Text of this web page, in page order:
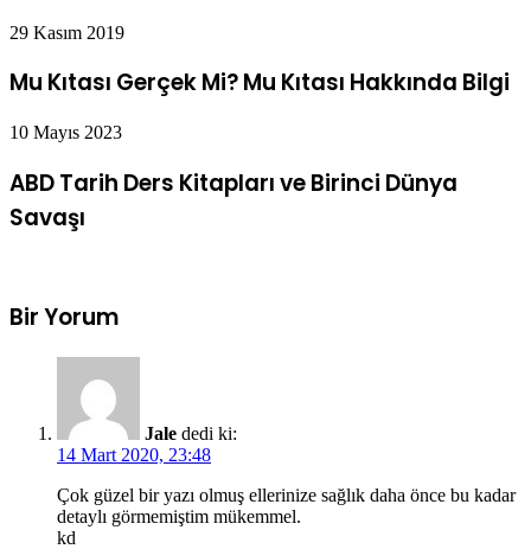
29 Kasım 2019
Mu Kıtası Gerçek Mi? Mu Kıtası Hakkında Bilgi
10 Mayıs 2023
ABD Tarih Ders Kitapları ve Birinci Dünya
Savaşı
Bir Yorum
Jale dedi ki:
14 Mart 2020, 23:48
Çok güzel bir yazı olmuş ellerinize sağlık daha önce bu kadar
detaylı görmemiştim mükemmel.
kd